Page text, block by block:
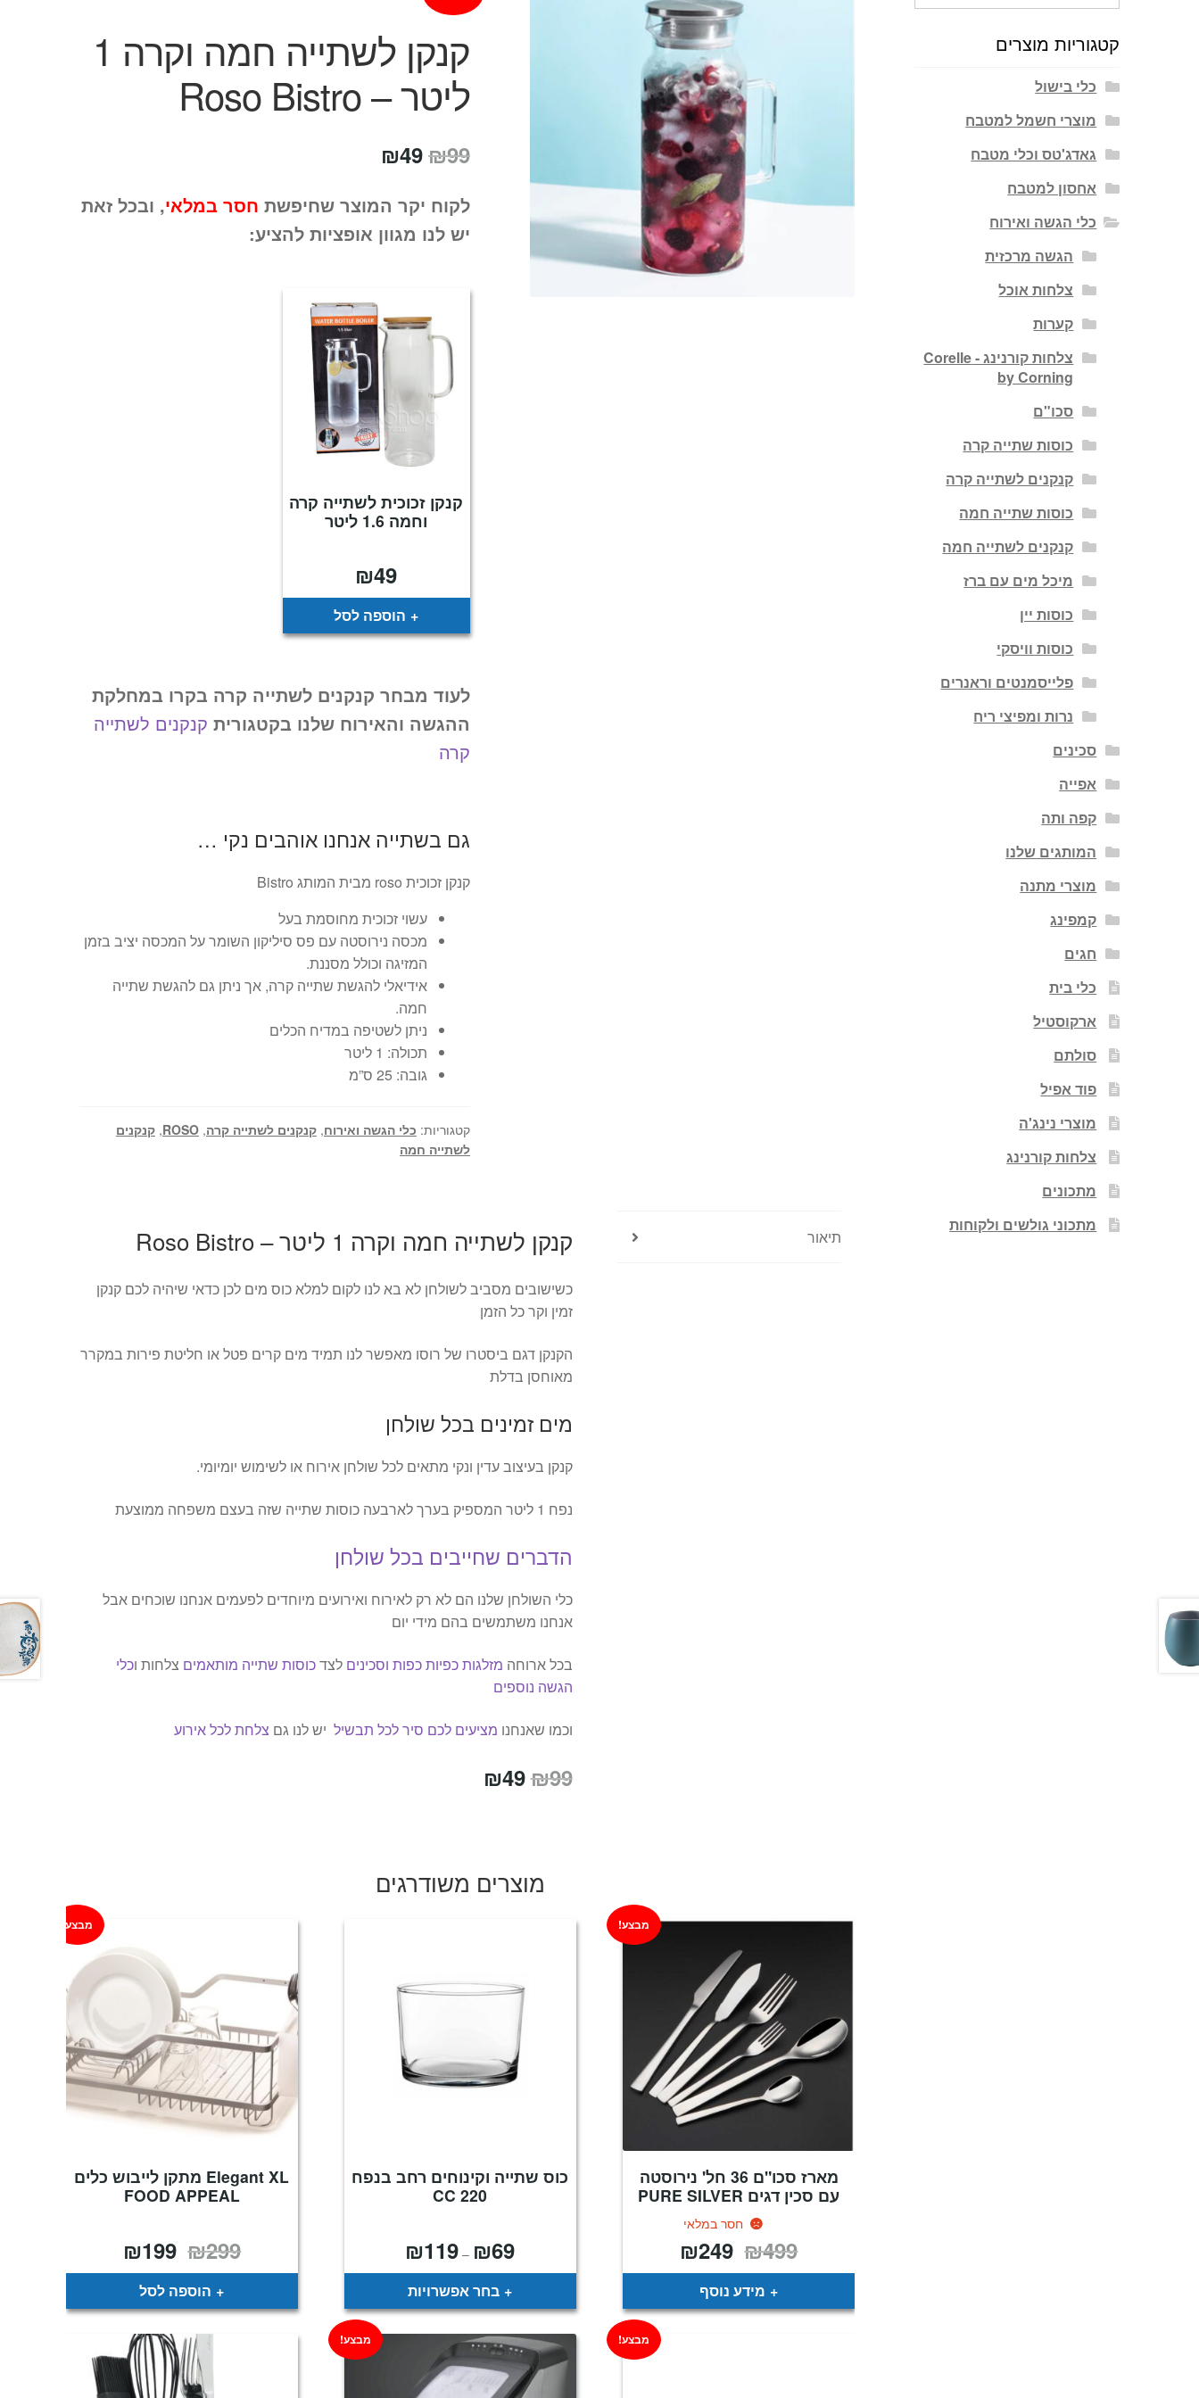
קנקן לשתייה חמה וקרה 1
ליטר – Roso Bistro
₪99
המחיר
היה:
₪99.
₪49
הוא:
₪49.
לקוח יקר המוצר שחיפשת חסר במלאי, ובכל זאת
יש לנו מגוון אופציות להציע:
קנקן זכוכית לשתייה קרה
וחמה 1.6 ליטר
₪49
הוספה לסל
לעוד מבחר קנקנים לשתייה קרה בקרו במחלקת
ההגשה והאירוח שלנו בקטגורית קנקנים לשתייה
קרה
גם בשתייה אנחנו אוהבים נקי …
קנקן זכוכית roso מבית המותג Bistro
עשוי זכוכית מחוסמת בעל
מכסה נירוסטה עם פס סיליקון השומר על המכסה יציב בזמן
המזיגה וכולל מסננת.
אידיאלי להגשת שתייה קרה, אך ניתן גם להגשת שתייה
חמה.
ניתן לשטיפה במדיח הכלים
תכולה: 1 ליטר
גובה: 25 ס”מ
קטגוריות: כלי הגשה ואירוח,קנקנים לשתייה קרה,
ROSO
,קנקנים
לשתייה חמה
תיאור קנקן לשתייה חמה וקרה 1 ליטר – Roso Bistro
כשישובים מסביב לשולחן לא בא לנו לקום למלא כוס מים לכן כדאי שיהיה לכם קנקן
זמין וקר כל הזמן
הקנקן דגם ביסטרו של רוסו מאפשר לנו תמיד מים קרים פטל או חליטת פירות במקרר
מאוחסן בדלת
מים זמינים בכל שולחן
קנקן בעיצוב עדין ונקי מתאים לכל שולחן אירוח או לשימוש יומיומי.
נפח 1 ליטר המספיק בערך לארבעה כוסות שתייה שזה בעצם משפחה ממוצעת
הדברים שחייבים בכל שולחן
כלי השולחן שלנו הם לא רק לאירוח ואירועים מיוחדים לפעמים אנחנו שוכחים אבל
אנחנו משתמשים בהם מידי יום
בכל ארוחה מזלגות כפיות כפות וסכינים לצדכוסות שתייה מותאמים צלחות וכלי
הגשה נוספים
וכמו שאנחנו מציעים לכם סיר לכל תבשיל יש לנו גם צלחת לכל אירוע
₪99
המחיר
₪99.
₪49
₪49.
מוצרים משודרגים
מארז סכו"ם 36 חל' נירוסטה
עם סכין דגים PURE SILVER
חסר במלאי
מבצע!
₪499 המחיר
המקורי
היה:
₪249
הוא:
מידע נוסף
כוס שתייה וקינוחים רחב בנפח
220 CC
₪69
–
₪119
⁦₪69⁩
בחר אפשרויות
Elegant XL מתקן לייבוש כלים
FOOD APPEAL
מבצע!
₪299 המחיר
המקורי
היה:
₪299.
₪199
הוא:
הוספה לסל
מבצע! מבצע!
קטגוריות מוצרים
כלי בישול
מוצרי חשמל למטבח
גאדג'טס וכלי מטבח
אחסון למטבח
כלי הגשה ואירוח
הגשה מרכזית
צלחות אוכל
קערות
צלחות קורנינג - Corelle
by Corning
סכו"ם
כוסות שתייה קרה
קנקנים לשתייה קרה
כוסות שתייה חמה
קנקנים לשתייה חמה
מיכל מים עם ברז
כוסות יין
כוסות וויסקי
פלייסמנטים וראנרים
נרות ומפיצי ריח
סכינים
אפייה
קפה ותה
המותגים שלנו
מוצרי מתנה
קמפינג
חגים
כלי בית
ארקוסטיל
סולתם
פוד אפיל
מוצרי נינג'ה
צלחות קורנינג
מתכונים
מתכוני גולשים ולקוחות